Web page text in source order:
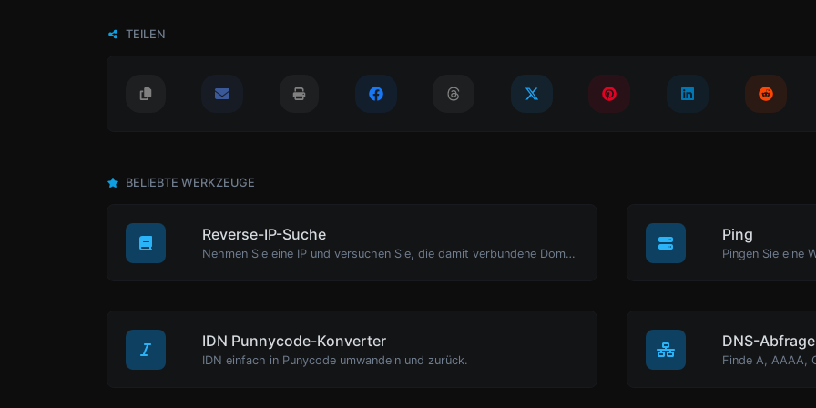
TEILEN
BELIEBTE WERKZEUGE
Reverse-IP-Suche
Nehmen Sie eine IP und versuchen Sie, die damit verbundene Domain/Host zu finden.
Ping
Pingen Sie eine
IDN Punnycode-Konverter
IDN einfach in Punycode umwandeln und zurück.
DNS-Abfrage